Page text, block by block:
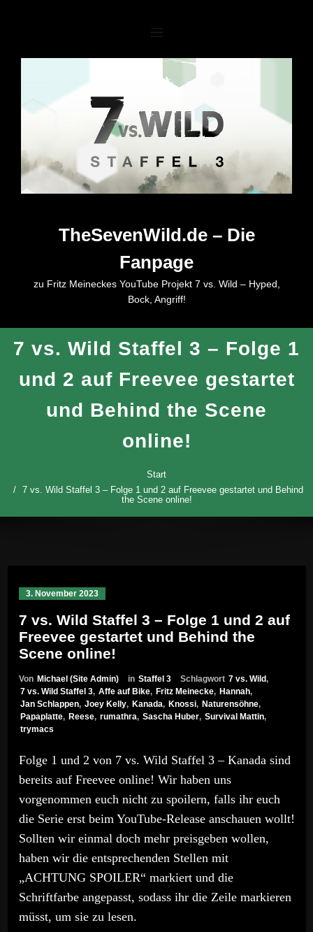
TheSevenWild.de – Die
Fanpage
zu Fritz Meineckes YouTube Projekt 7 vs. Wild – Hyped,
Bock, Angriff!
7 vs. Wild Staffel 3 – Folge 1
und 2 auf Freevee gestartet
und Behind the Scene
online!
Start
7 vs. Wild Staffel 3 – Folge 1 und 2 auf Freevee gestartet und Behind
the Scene online!
3. November 2023
7 vs. Wild Staffel 3 – Folge 1 und 2 auf
Freevee gestartet und Behind the
Scene online!
Von Michael (Site Admin) in Staffel 3 Schlagwort 7 vs. Wild,
7 vs. Wild Staffel 3, Affe auf Bike, Fritz Meinecke, Hannah,
Jan Schlappen, Joey Kelly, Kanada, Knossi, Naturensöhne,
Papaplatte, Reese, rumathra, Sascha Huber, Survival Mattin,
trymacs
Folge 1 und 2 von 7 vs. Wild Staffel 3 – Kanada sind
bereits auf Freevee online! Wir haben uns
vorgenommen euch nicht zu spoilern, falls ihr euch
die Serie erst beim YouTube-Release anschauen wollt!
Sollten wir einmal doch mehr preisgeben wollen,
haben wir die entsprechenden Stellen mit
„ACHTUNG SPOILER“ markiert und die
Schriftfarbe angepasst, sodass ihr die Zeile markieren
müsst, um sie zu lesen.